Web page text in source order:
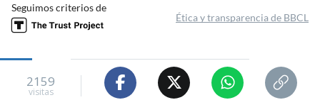
Seguimos criterios de
Ética y transparencia de BBCL
2159
visitas